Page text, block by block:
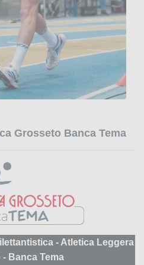
Grosseto Banca Tema
- Atletica Leggera
Banca Tema